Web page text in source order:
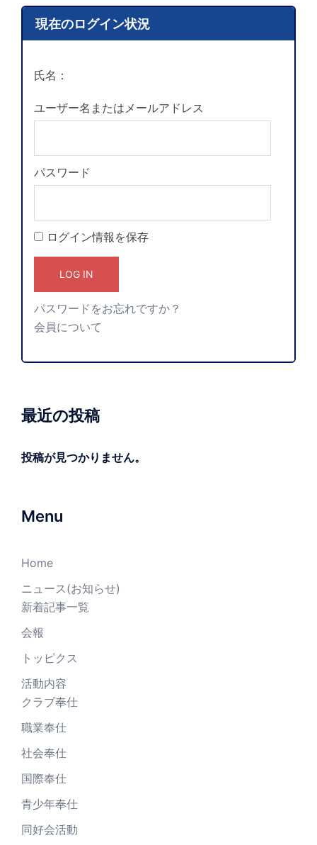
現在のログイン状況
氏名：
ユーザー名またはメールアドレス
パスワード
ログイン情報を保存
パスワードをお忘れですか？
会員について
最近の投稿
投稿が見つかりません。
Menu
Home
ニュース(お知らせ)
新着記事一覧
会報
トッピクス
活動内容
クラブ奉仕
職業奉仕
社会奉仕
国際奉仕
青少年奉仕
同好会活動